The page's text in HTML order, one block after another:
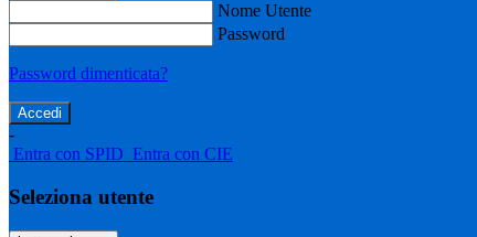
Nome Utente
Password
Password dimenticata?
-
Entra con SPID Entra con CIE
Seleziona utente